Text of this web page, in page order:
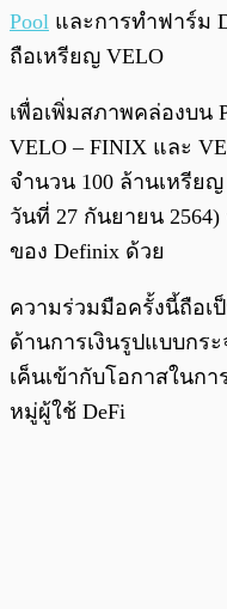
Pool และการทำฟาร์ม
ถือเหรียญ VELO
เพื่อเพิ่มสภาพคล่องบน
VELO – FINIX และ
จำนวน 100 ล้านเหรีย
วันที่ 27 กันยายน
ของ Definix ด้วย
ความร่วมมือครั้งนี้ถือเ
ด้านการเงินรูปแบบกร
เค็นเข้ากับโอกาสในก
หมู่ผู้ใช้ DeFi